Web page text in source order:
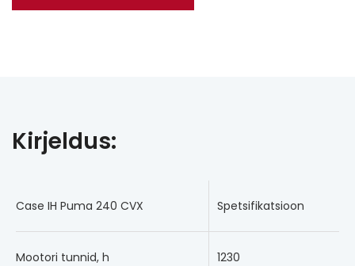
Kirjeldus:
Case IH Puma 240 CVX Spetsifikatsioon
Mootori tunnid, h 1230